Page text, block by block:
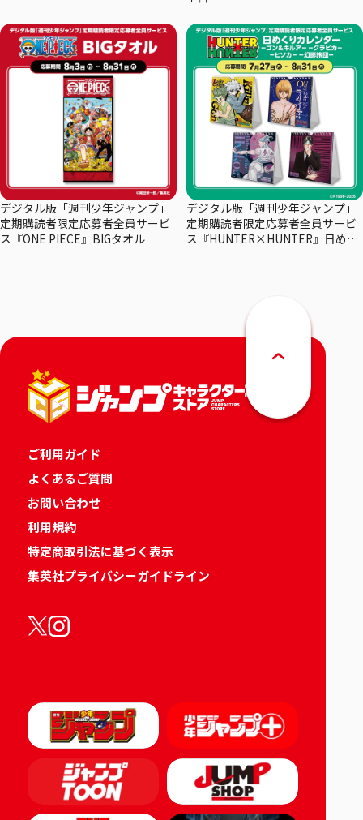
デジタル版「週刊少年ジャンプ」
定期購読者限定応募者全員サービ
ス『ONE PIECE』BIGタオル
デジタル版「週刊少年ジャンプ」
定期購読者限定応募者全員サービ
ス『HUNTER×HUNTER』日めく
ご利用ガイド
よくあるご質問
お問い合わせ
利用規約
特定商取引法に基づく表示
集英社プライバシーガイドライン